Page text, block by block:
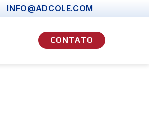
INFO@ADCOLE.COM
CONTATO